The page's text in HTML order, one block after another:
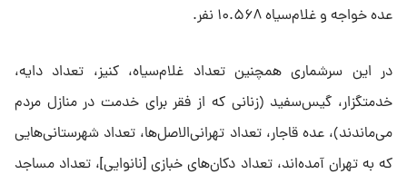
عده خواجه و غلام‌سیاه ۱۰.۵۶۸ نفر.
در این سرشماری همچنین تعداد غلام‌سیاه، کنیز، تعداد دایه،
خدمتگزار، گیس‌سفید (زنانی که از فقر برای خدمت در منازل مردم
می‌ماندند)، عده قاجار، تعداد تهرانی‌الاصل‌ها، تعداد شهرستانی‌هایی
که به تهران آمده‌اند، تعداد دکان‌های خبازی [نانوایی]، تعداد مساجد